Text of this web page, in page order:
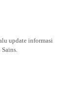
update informasi